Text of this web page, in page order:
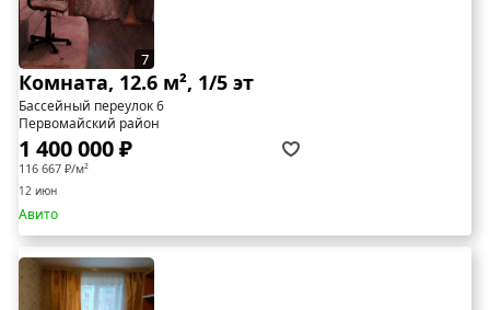
7
Комната, 12.6 м², 1/5 эт
Бассейный переулок 6
Первомайский район
1 400 000 ₽
116 667 ₽/м²
12 июн
Авито